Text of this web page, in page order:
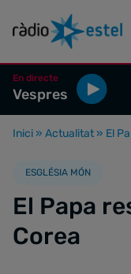
En directe
Vespres
Inici » Actualitat » El
ESGLÉSIA MÓN
El Papa
Corea